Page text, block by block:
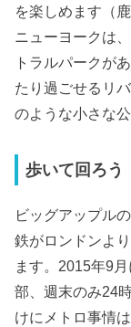
を楽しめます（
ニューヨークは
トラルパークが
たり過ごせるリ
のような小さな
歩いて回ろう
ビッグアップル
鉄がロンドンよ
ます。2015年9
部、週末のみ24
けにメトロ事情